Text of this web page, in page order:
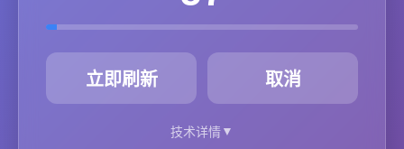
立即刷新 取消
技术详情▼